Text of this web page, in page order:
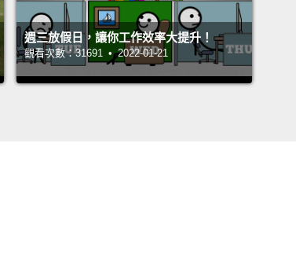
週三放假日，讓你工作效率大提升！
觀看次數：31691 • 2022-01-21